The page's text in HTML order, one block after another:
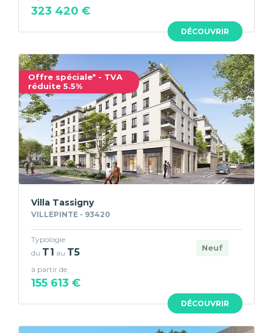
DÉCOUVRIR
323 420 €
Offre spéciale* - TVA
réduite 5.5%
DÉCOUVRIR
Villa Tassigny
VILLEPINTE - 93420
Neuf
Typologie
du T1 au T5
à partir de
155 613 €